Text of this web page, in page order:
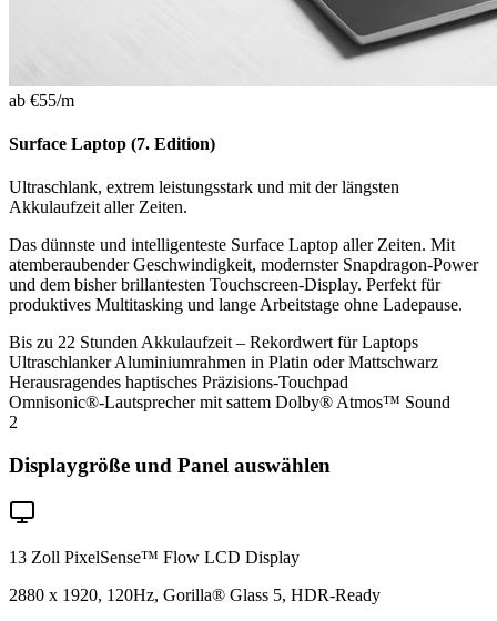
ab €55/m
Surface Laptop (7. Edition)
Ultraschlank, extrem leistungsstark und mit der längsten
Akkulaufzeit aller Zeiten.
Das dünnste und intelligenteste Surface Laptop aller Zeiten. Mit
atemberaubender Geschwindigkeit, modernster Snapdragon-Power
und dem bisher brillantesten Touchscreen-Display. Perfekt für
produktives Multitasking und lange Arbeitstage ohne Ladepause.
Bis zu 22 Stunden Akkulaufzeit – Rekordwert für Laptops
Ultraschlanker Aluminiumrahmen in Platin oder Mattschwarz
Herausragendes haptisches Präzisions-Touchpad
Omnisonic®-Lautsprecher mit sattem Dolby® Atmos™ Sound
2
Displaygröße und Panel auswählen
13 Zoll PixelSense™ Flow LCD Display
2880 x 1920, 120Hz, Gorilla® Glass 5, HDR-Ready